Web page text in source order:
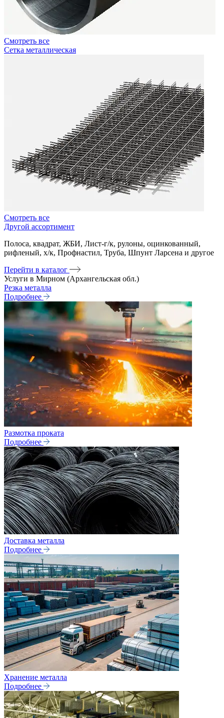
Смотреть все
Сетка металлическая
Смотреть все
Другой ассортимент
Полоса, квадрат, ЖБИ, Лист-г/к, рулоны, оцинкованный,
рифленый, х/к, Профнастил, Труба, Шпунт Ларсена и другое
Перейти в каталог
Услуги в Мирном (Архангельская обл.)
Резка металла
Подробнее
Размотка проката
Подробнее
Доставка металла
Подробнее
Хранение металла
Подробнее